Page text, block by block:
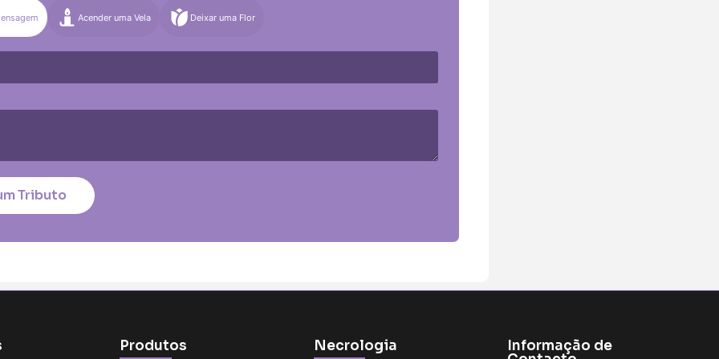
Acender uma Vela Deixar uma Flor
Tributo
Produtos Necrologia
Informação de
Média (€100)
(€85) Média (€100)
Grande (€115)
*